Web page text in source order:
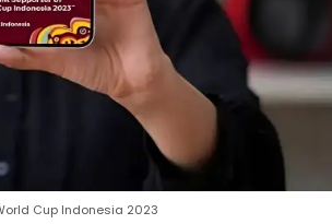
Cup Indonesia 2023